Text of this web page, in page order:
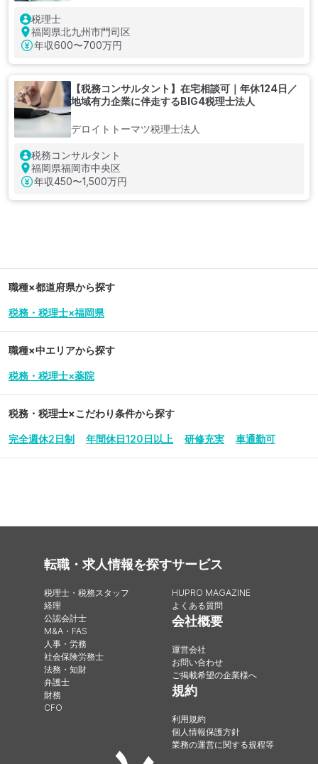
税理士
福岡県北九州市門司区
年収600〜700万円
【税務コンサルタント】在宅相談可｜年休124日／
地域有力企業に伴走するBIG4税理士法人
デロイトトーマツ税理士法人
税務コンサルタント
福岡県福岡市中央区
年収450〜1,500万円
職種×都道府県から探す
税務・税理士×福岡県
職種×中エリアから探す
税務・税理士×薬院
税務・税理士×こだわり条件から探す
完全週休2日制 年間休日120日以上 研修充実 車通勤可
転職・求人情報を探す
税理士・税務スタッフ
経理
公認会計士
M&A・FAS
人事・労務
社会保険労務士
法務・知財
弁護士
財務
CFO
サービス
HUPRO MAGAZINE
よくある質問
会社概要
運営会社
お問い合わせ
ご掲載希望の企業様へ
規約
利用規約
個人情報保護方針
業務の運営に関する規程等